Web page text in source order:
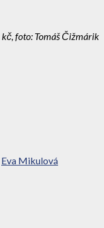
kč, foto: Tomáš Čižmárik
Eva Mikulová